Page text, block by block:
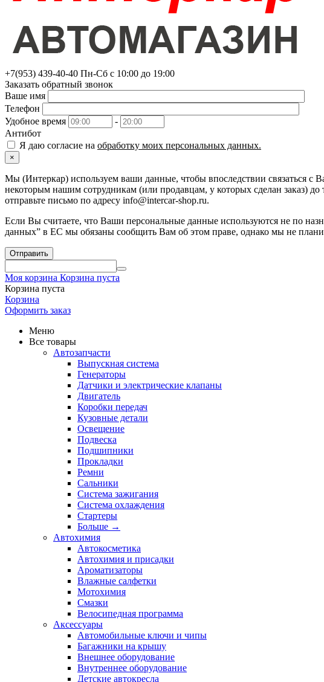
+7(953) 439-40-40 Пн-Сб с 10:00 до 19:00
Заказать обратный звонок
Ваше имя
Телефон
Удобное время
-
Антибот
Я даю согласие на обработку моих персональных данных.
×
Мы (Интеркар) используем ваши данные, чтобы впоследствии связаться с
некоторым нашим сотрудникам (или продавцам, у которых сделан заказ)
отправьте письмо по адресу info@intercar-shop.ru.
Если Вы считаете, что Ваши персональные данные используются не по
данных” в ЕС мы обязаны сообщить Вам об этом праве, однако мы не
Отправить
Моя корзина Корзина пуста
Корзина пуста
Корзина
Оформить заказ
Меню
Все товары
Автозапчасти
Выпускная система
Генераторы
Датчики и электрические клапаны
Двигатель
Коробки передач
Кузовные детали
Освещение
Подвеска
Подшипники
Прокладки
Ремни
Сальники
Система зажигания
Система охлаждения
Стартеры
Больше →
Автохимия
Автокосметика
Автохимия и присадки
Ароматизаторы
Влажные салфетки
Мотохимия
Смазки
Велосипедная программа
Аксессуары
Автомобильные ключи и чипы
Багажники на крышу
Внешнее оборудование
Внутреннее оборудование
Детские автокресла